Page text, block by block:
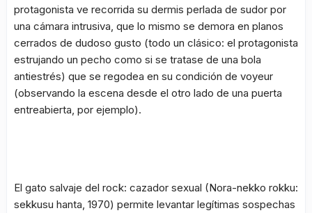
protagonista ve recorrida su dermis perlada de sudor por
una cámara intrusiva, que lo mismo se demora en planos
cerrados de dudoso gusto (todo un clásico: el protagonista
estrujando un pecho como si se tratase de una bola
antiestrés) que se regodea en su condición de voyeur
(observando la escena desde el otro lado de una puerta
entreabierta, por ejemplo).
El gato salvaje del rock: cazador sexual (Nora-nekko rokku:
sekkusu hanta, 1970) permite levantar legítimas sospechas